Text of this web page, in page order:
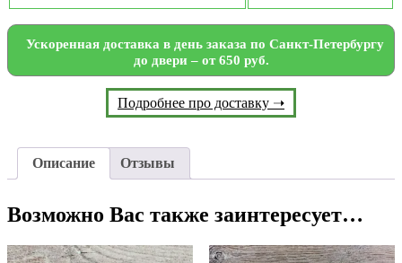
Ускоренная доставка в день заказа по Санкт-Петербургу
до двери – от 650 руб.
Подробнее про доставку ➝
Описание Отзывы
Возможно Вас также заинтересует…